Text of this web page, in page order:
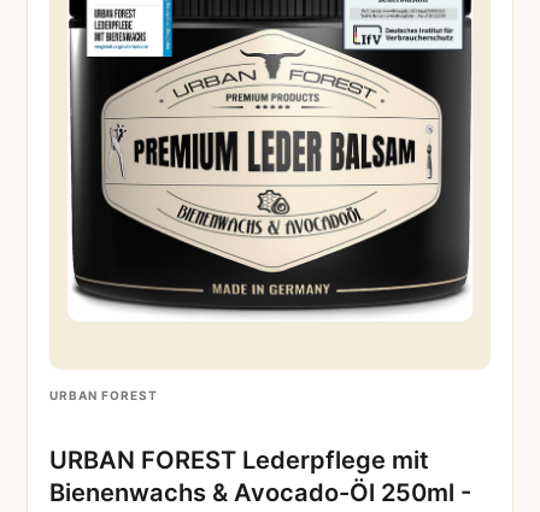
URBAN FOREST
URBAN FOREST Lederpflege mit
Bienenwachs & Avocado-Öl 250ml -